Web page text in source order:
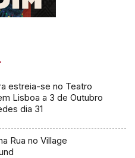
estreia-se no Teatro
Lisboa a 3 de Outubro
dia 31
Rua no Village